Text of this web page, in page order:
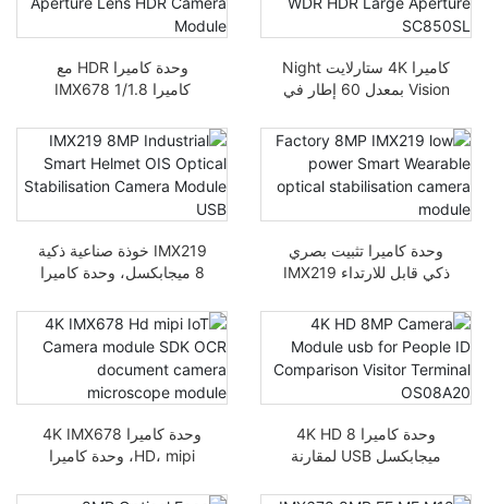
كاميرا 4K ستارلايت Night
Vision بمعدل 60 إطار في
WDR، HDR، فتحة كبيرة
SC850SL
وحدة كاميرا HDR مع
كاميرا IMX678 1/1.8
بدقة 4K 60 إطار في الثانية
Sports DV عدسة كبيرة
الفتحة
وحدة كاميرا تثبيت بصري
ذكي قابل للارتداء IMX219
ميجابكسل من المصنع
IMX219 خوذة صناعية ذكية
8 ميجابكسل، وحدة كاميرا
وحدة كاميرا 4K HD 8
ميجابكسل USB لمقارنة
محطة الزوار
وحدة كاميرا 4K IMX678
HD، mipi، وحدة كاميرا
ميكروسكوب كاميرا